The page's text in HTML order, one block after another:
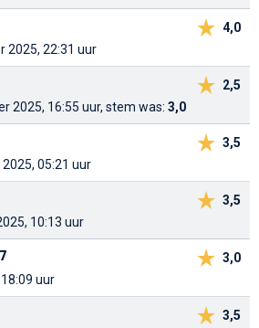
4,0
2025, 22:31 uur
2,5
2025, 16:55 uur, stem was: 3,0
3,5
05:21 uur
3,5
10:13 uur
3,0
uur
3,5